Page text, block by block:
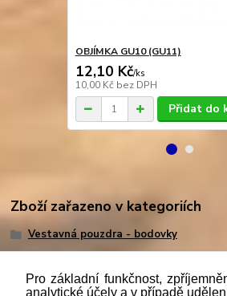
OBJÍMKA GU10 (GU11)
12,10 Kč/ks
10,00 Kč bez DPH
Přidat do
Zboží zařazeno v kategoriích
Vestavná pouzdra - bodovky
Pro základní funkčnost,
analytické účely a v případě